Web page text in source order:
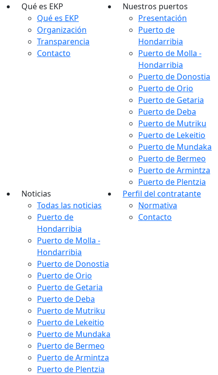
Qué es EKP
Qué es EKP
Organización
Transparencia
Contacto
Nuestros puertos
Presentación
Puerto de
Hondarribia
Puerto de Molla -
Hondarribia
Puerto de Donostia
Puerto de Orio
Puerto de Getaria
Puerto de Deba
Puerto de Mutriku
Puerto de Lekeitio
Puerto de Mundaka
Puerto de Bermeo
Puerto de Armintza
Puerto de Plentzia
Noticias
Todas las noticias
Puerto de
Hondarribia
Puerto de Molla -
Hondarribia
Puerto de Donostia
Puerto de Orio
Puerto de Getaria
Puerto de Deba
Puerto de Mutriku
Puerto de Lekeitio
Puerto de Mundaka
Puerto de Bermeo
Puerto de Armintza
Puerto de Plentzia
Perfil del contratante
Normativa
Contacto